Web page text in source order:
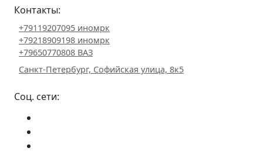
Контакты:
+79119207095 иномрк
+79218909198 иномрк
+79650770808 ВАЗ
Санкт-Петербург, Софийская улица, 8к5
Соц. сети: